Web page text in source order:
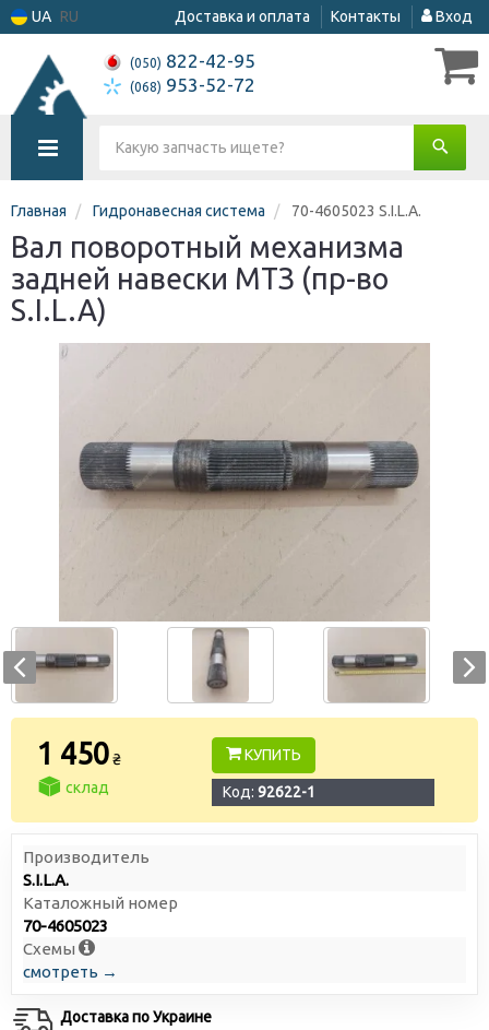
UA RU Доставка и оплата Контакты Вход
(050) 822-42-95
(068) 953-52-72
Главная Гидронавесная система 70-4605023 S.I.L.A.
Вал поворотный механизма
задней навески МТЗ (пр-во
S.I.L.A)
1 450₴
склад
КУПИТЬ
Код: 92622-1
Производитель
S.I.L.A.
Каталожный номер
70-4605023
Схемы
смотреть →
Доставка по Украине